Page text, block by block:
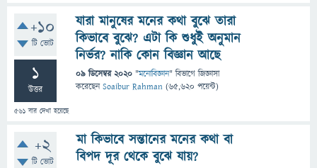
+10
টি ভোট
1
উত্তর
561 বার দেখা হয়েছে
যারা মানুষের মনের কথা বুঝে তারা
কিভাবে বুঝে? এটা কি শুধুই অনুমান
নির্ভর? নাকি কোন বিজ্ঞান আছে
09 ডিসেম্বর 2020 "মনোবিজ্ঞান" বিভাগে জিজ্ঞাসা
করেছেনSoaibur Rahman (65,620 পয়েন্ট)
+2
টি ভোট
মা কিভাবে সন্তানের মনের কথা বা
বিপদ দূর থেকে বুঝে যায়?